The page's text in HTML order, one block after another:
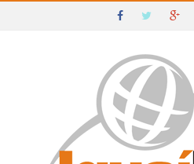
IGUAÍ E SUDOESTE DA